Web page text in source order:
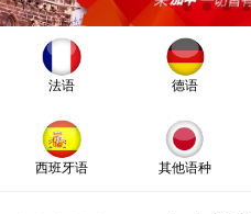
法语 德语
西班牙语 其他语种